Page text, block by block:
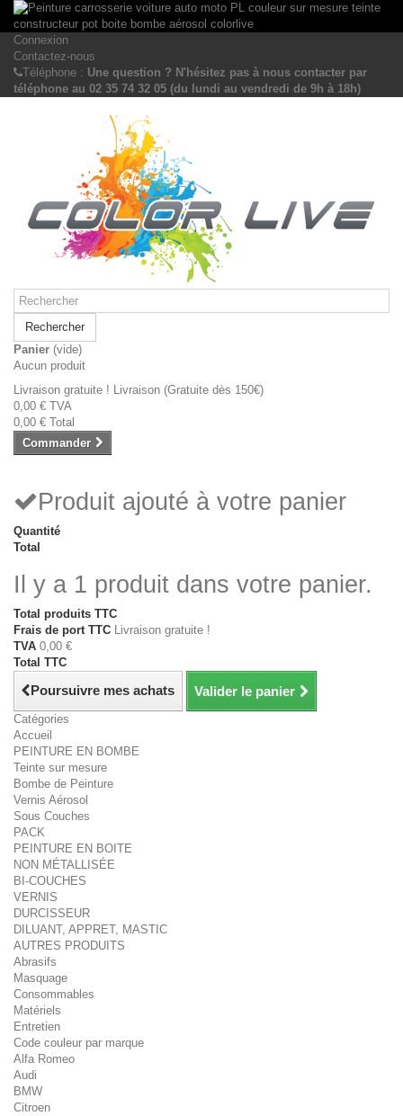
Connexion
Contactez-nous
Téléphone : Une question ? N'hésitez pas à nous contacter par
téléphone au 02 35 74 32 05 (du lundi au vendredi de 9h à 18h)
Rechercher
Panier (vide)
Aucun produit
Livraison gratuite ! Livraison (Gratuite dès 150€)
0,00 € TVA
0,00 € Total
Commander
Produit ajouté à votre panier
Quantité
Total
Il y a 1 produit dans votre panier.
Total produits TTC
Frais de port TTC Livraison gratuite !
TVA 0,00 €
Total TTC
Poursuivre mes achats Valider le panier
Catégories
Accueil
PEINTURE EN BOMBE
Teinte sur mesure
Bombe de Peinture
Vernis Aérosol
Sous Couches
PACK
PEINTURE EN BOITE
NON MÉTALLISÉE
BI-COUCHES
VERNIS
DURCISSEUR
DILUANT, APPRET, MASTIC
AUTRES PRODUITS
Abrasifs
Masquage
Consommables
Matériels
Entretien
Code couleur par marque
Alfa Romeo
Audi
BMW
Citroen